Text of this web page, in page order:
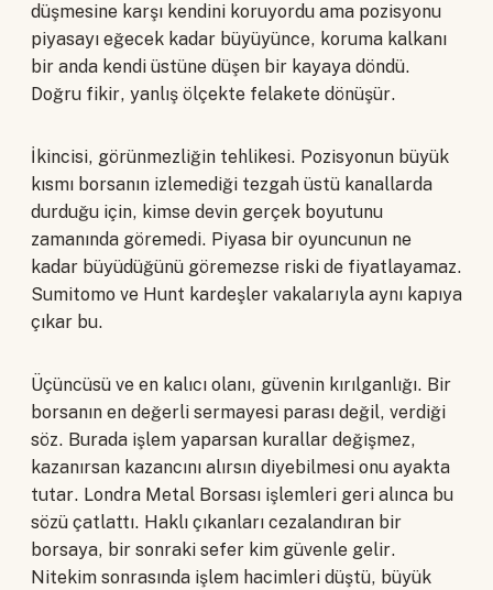
düşmesine karşı kendini koruyordu ama pozisyonu
piyasayı eğecek kadar büyüyünce, koruma kalkanı
bir anda kendi üstüne düşen bir kayaya döndü.
Doğru fikir, yanlış ölçekte felakete dönüşür.
İkincisi, görünmezliğin tehlikesi. Pozisyonun büyük
kısmı borsanın izlemediği tezgah üstü kanallarda
durduğu için, kimse devin gerçek boyutunu
zamanında göremedi. Piyasa bir oyuncunun ne
kadar büyüdüğünü göremezse riski de fiyatlayamaz.
Sumitomo ve Hunt kardeşler vakalarıyla aynı kapıya
çıkar bu.
Üçüncüsü ve en kalıcı olanı, güvenin kırılganlığı. Bir
borsanın en değerli sermayesi parası değil, verdiği
söz. Burada işlem yaparsan kurallar değişmez,
kazanırsan kazancını alırsın diyebilmesi onu ayakta
tutar. Londra Metal Borsası işlemleri geri alınca bu
sözü çatlattı. Haklı çıkanları cezalandıran bir
borsaya, bir sonraki sefer kim güvenle gelir.
Nitekim sonrasında işlem hacimleri düştü, büyük